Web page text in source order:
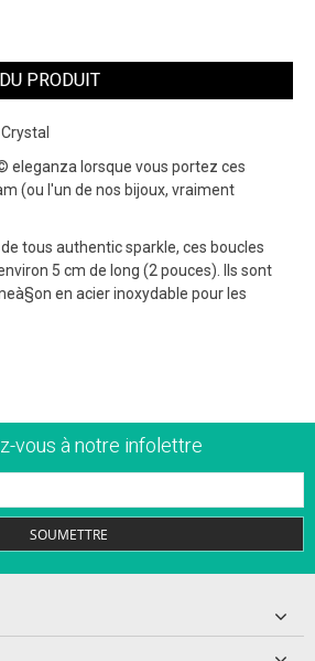
PRODUIT
lorsque vous portez ces
(ou l'un de nos bijoux, vraiment
tous authentic sparkle, ces boucles
5 cm de long (2 pouces). Ils sont
en acier inoxydable pour les
vous à notre infolettre
SOUMETTRE